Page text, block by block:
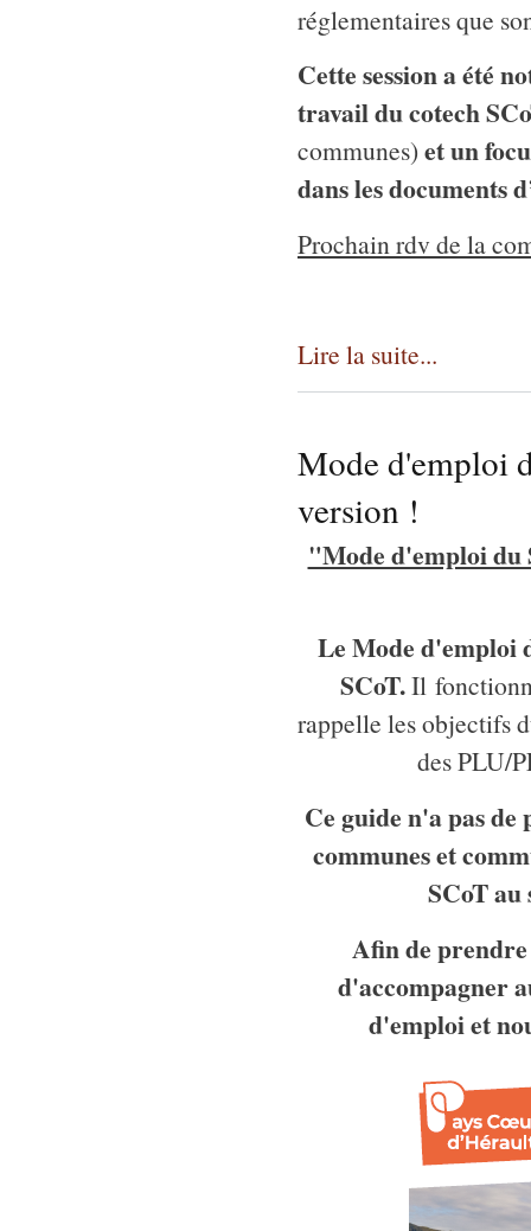
réglementaires que
Cette session a été
travail du cotech
communes)et un
dans les documents
Prochain rdv de la
Lire la suite...
Mode d'emploi
version !
"Mode d'emploi du
Le Mode d'emploi
SCoT.Il
rappelle les objectifs
des PLU/
Ce guide n'a pas
communes et
SCoT
Afin de prendre
d'accompagner
d'emploi et